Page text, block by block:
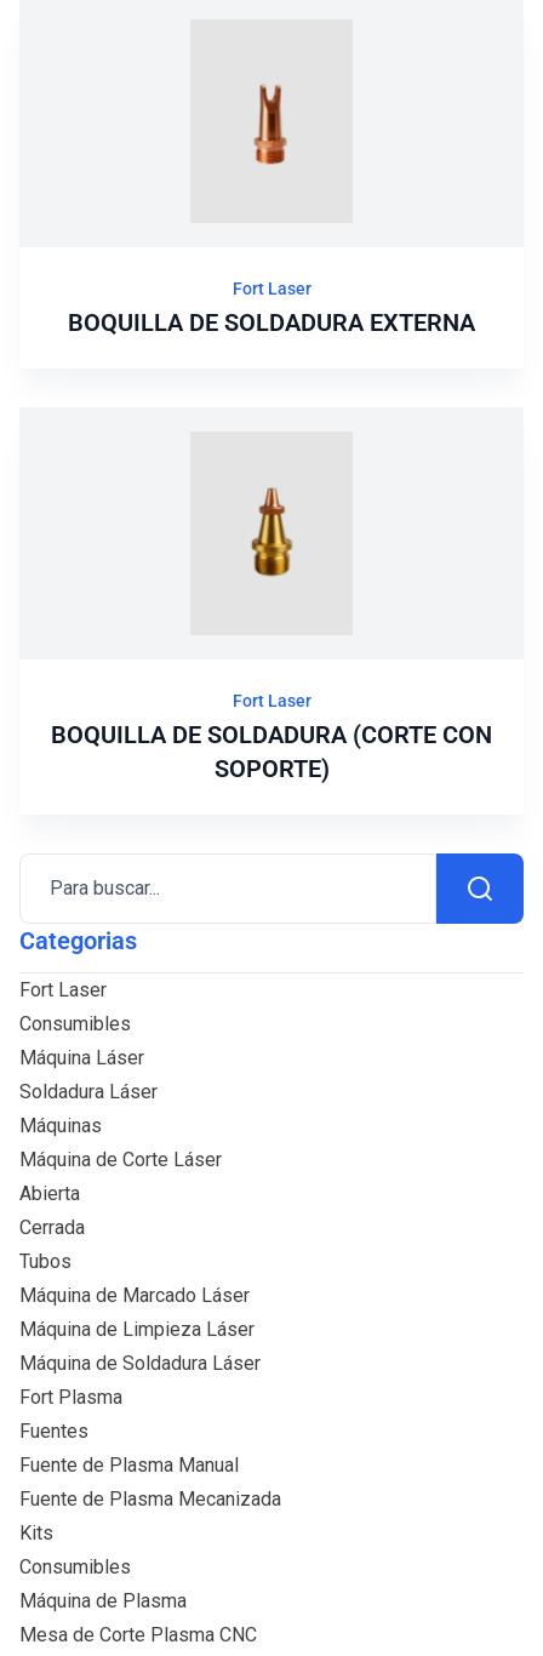
Fort Laser
BOQUILLA DE SOLDADURA EXTERNA
Fort Laser
BOQUILLA DE SOLDADURA (CORTE CON
SOPORTE)
Para buscar...
Categorias
Fort Laser
Consumibles
Máquina Láser
Soldadura Láser
Máquinas
Máquina de Corte Láser
Abierta
Cerrada
Tubos
Máquina de Marcado Láser
Máquina de Limpieza Láser
Máquina de Soldadura Láser
Fort Plasma
Fuentes
Fuente de Plasma Manual
Fuente de Plasma Mecanizada
Kits
Consumibles
Máquina de Plasma
Mesa de Corte Plasma CNC